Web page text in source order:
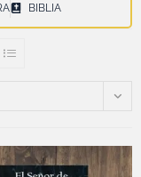
BIBLIA